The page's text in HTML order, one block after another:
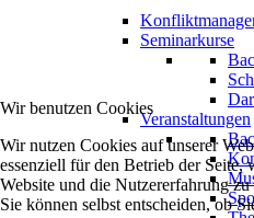
Seminarkurse
Veranstaltungen
Wir benutzen Cookies
Wir nutzen Cookies auf unserer
essenziell für den Betrieb der Seite,
Website und die Nutzererfahrung
Sie können selbst entscheiden, ob